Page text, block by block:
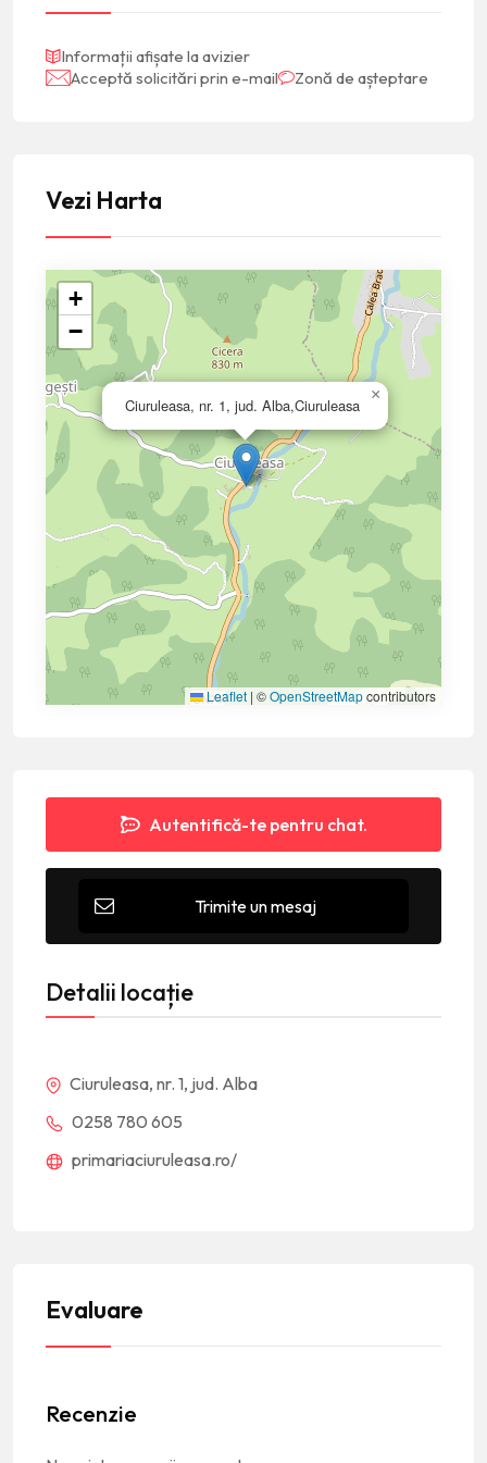
Informații afișate la avizier
Acceptă solicitări prin e-mail
Zonă de așteptare
Vezi Harta
Ciuruleasa, nr. 1, jud. Alba,Ciuruleasa
×
+
−
Leaflet | ©OpenStreetMapcontributors
Autentifică-te pentru chat.
Trimite un mesaj
Detalii locație
Ciuruleasa, nr. 1, jud. Alba
0258 780 605
primariaciuruleasa.ro/
Evaluare
Recenzie